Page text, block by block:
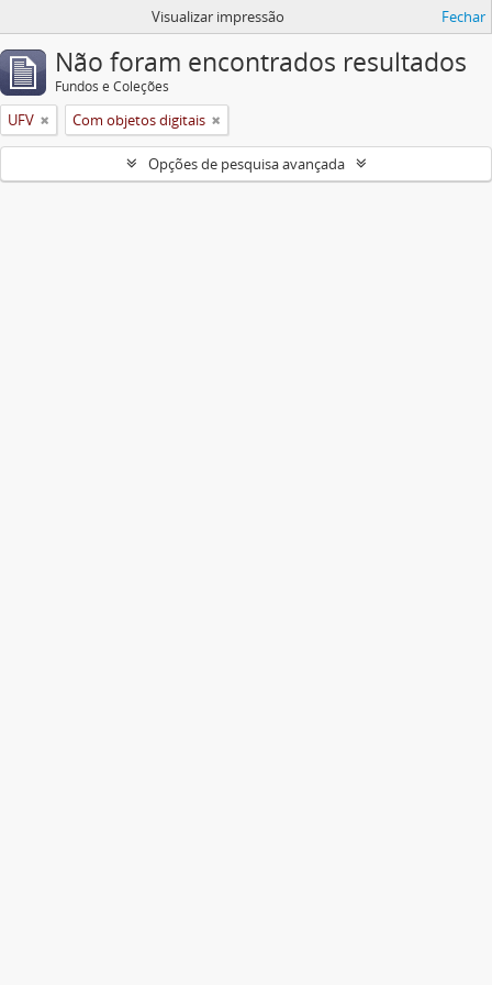
Visualizar impressão Fechar
Não foram encontrados resultados
Fundos e Coleções
UFV Com objetos digitais
Opções de pesquisa avançada